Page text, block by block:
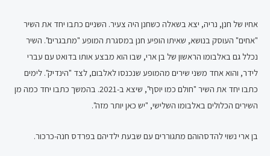
אחיו של חנן, נריה, יצא בשאלה כשחנן היה צעיר. השניים כתבו יחד את השיר
"אחים" העוסק בנושא, שאיתו הופיע חנן במסגרת המופע "מתבגרים". השיר
נכלל גם באלבומו הראשון של בן ארי, שבו הוא מבצע אותו בדואט עם עברי
לידר, והוא אחד משני שירים מהמופע שנכנסו לאלבום, לצד "הינדיק". לימים
כתבו יחד את השיר "חולם כמו יוסף", שיצא ב-2021. בהמשך כתבו יחד כמה מן
השירים הכלולים באלבומו השלישי, "יש כאן יותר מזה".
בן ארי נשוי להדסהוהם מתגוררים עם שבעת ילדיהם בפרדס חנה-כרכור.